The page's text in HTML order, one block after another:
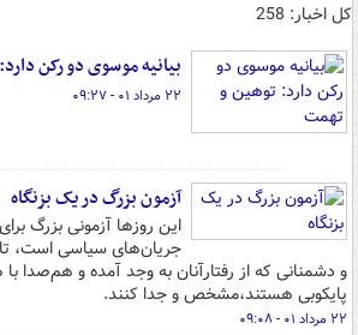
کل اخبار: 258
بیانیه موسوی دو رکن
۲۲ مرداد ۰۱ - ۰۹:۲۷
آزمون بزرگ در یک بزنگاه
جریان‌های سیاسی است، تا
و دشمنانی که از رفتارآنان به وجد آمده و هم‌صدا
پایکوبی هستند،مشخص و جدا کنند.
۲۲ مرداد ۰۱ - ۰۹:۰۸